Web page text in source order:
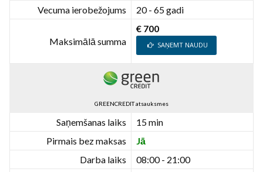
Vecuma ierobežojums
20 - 65 gadi
Maksimālā summa
€ 700
SAŅEMT NAUDU
GREENCREDIT atsauksmes
Saņemšanas laiks
15 min
Pirmais bez maksas
Jā
Darba laiks
08:00 - 21:00